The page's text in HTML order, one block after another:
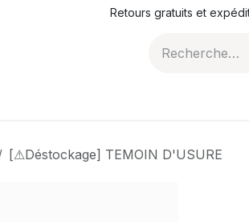
Retours gratuits et
[⚠Déstockage] TEMOIN D'USURE